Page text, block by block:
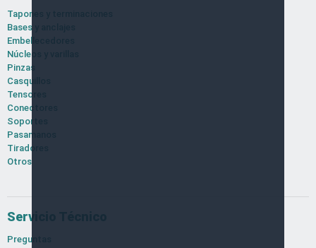
Tapones y terminaciones
Bases y anclajes
Embellecedores
Núcleos y varillas
Pinzas
Casquillos
Tensores
Conectores
Soportes
Pasamanos
Tiradores
Otros
Servicio Técnico
Preguntas